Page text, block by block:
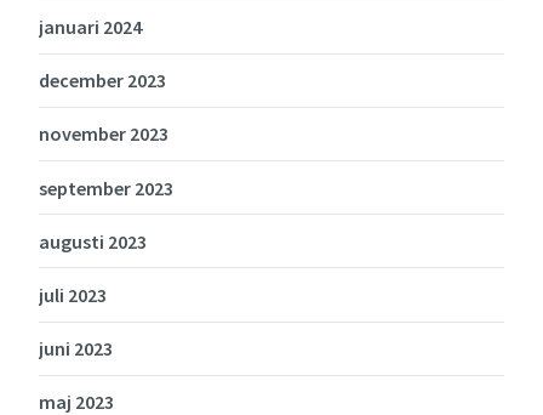
januari 2024
december 2023
november 2023
september 2023
augusti 2023
juli 2023
juni 2023
maj 2023